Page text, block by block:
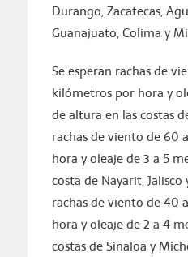
Durango, Zacatecas,
Guanajuato, Colima y
Se esperan rachas de
kilómetros por hora y
de altura en las costas
rachas de viento de 60
hora y oleaje de 3 a 5
costa de Nayarit,
rachas de viento de 40
hora y oleaje de 2 a 4
costas de Sinaloa y